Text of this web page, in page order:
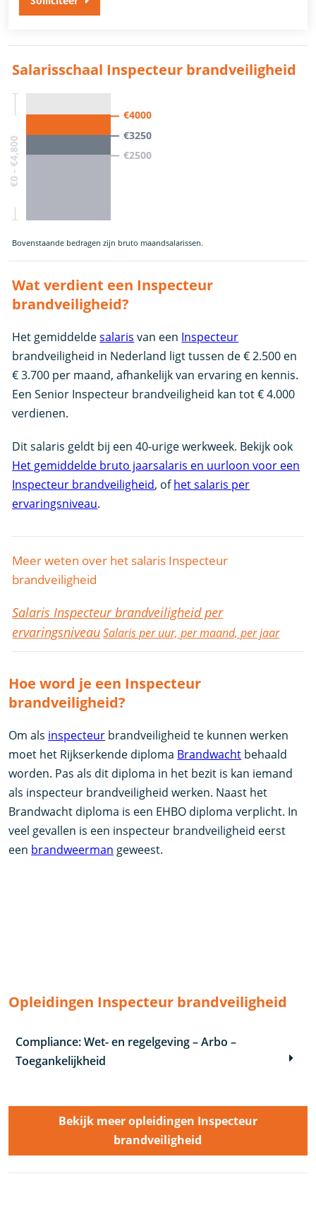
Salarisschaal Inspecteur brandveiligheid
€0 - €4,800
€4000
€3250
€2500
Bovenstaande bedragen zijn bruto maandsalarissen.
Wat verdient een Inspecteur
brandveiligheid?
Het gemiddeldesalaris van een Inspecteur
brandveiligheid in Nederland ligt tussen de € 2.500 en
€ 3.700 per maand, afhankelijk van ervaring en kennis.
Een Senior Inspecteur brandveiligheid kan tot € 4.000
verdienen.
Dit salaris geldt bij een 40-urige werkweek. Bekijk ook
Het gemiddelde bruto jaarsalaris en uurloon voor een
Inspecteur brandveiligheid, ofhet salaris per
ervaringsniveau.
Meer weten over het salaris Inspecteur
brandveiligheid
Salaris Inspecteur brandveiligheid per
ervaringsniveauSalaris per uur, per maand, per jaar
Hoe word je een Inspecteur
brandveiligheid?
Om als inspecteur brandveiligheid te kunnen werken
moet het Rijkserkende diploma Brandwacht behaald
worden. Pas als dit diploma in het bezit is kan iemand
als inspecteur brandveiligheid werken. Naast het
Brandwacht diploma is een EHBO diploma verplicht. In
veel gevallen is een inspecteur brandveiligheid eerst
een brandweerman geweest.
Opleidingen Inspecteur brandveiligheid
Compliance: Wet- en regelgeving – Arbo –
Toegankelijkheid
Bekijk meer opleidingen Inspecteur
brandveiligheid